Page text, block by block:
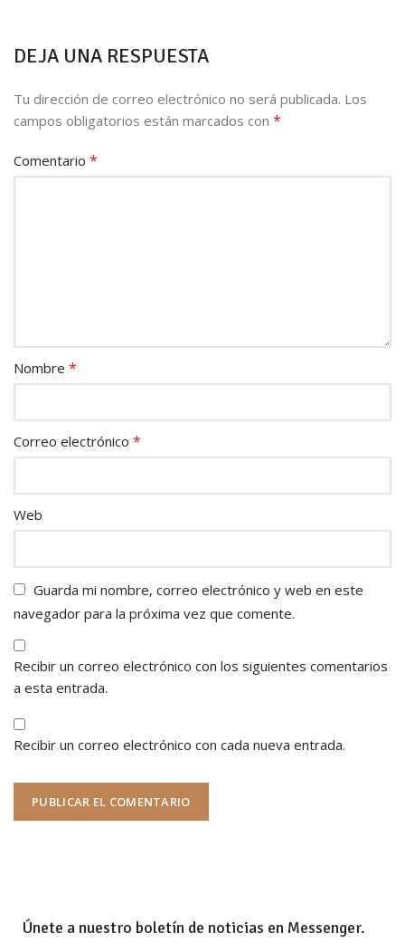
DEJA UNA RESPUESTA
Tu dirección de correo electrónico no será publicada. Los
campos obligatorios están marcados con *
Comentario *
Nombre *
Correo electrónico *
Web
Guarda mi nombre, correo electrónico y web en este
navegador para la próxima vez que comente.
Recibir un correo electrónico con los siguientes comentarios
a esta entrada.
Recibir un correo electrónico con cada nueva entrada.
Únete a nuestro boletín de noticias en Messenger.